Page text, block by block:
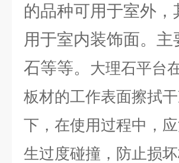
的品种可用于室外
用于室内装饰面。
石等等。 大理石平台
板材的工作表面擦拭
下，在使用过程中，
生过度碰撞，防止损